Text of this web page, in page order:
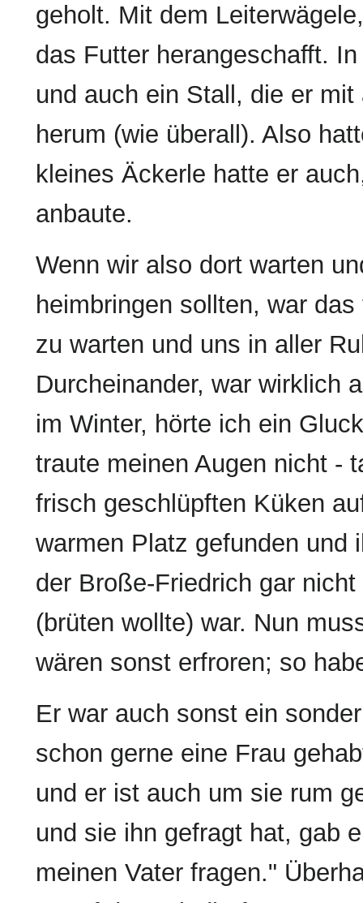
geholt. Mit dem
das Futter herangeschafft.
und auch ein Stall, die er
herum (wie überall). Also
kleines Äckerle hatte er
anbaute.
Wenn wir also dort warten
heimbringen sollten, war
zu warten und uns in aller
Durcheinander, war wirklich
im Winter, hörte ich ein
traute meinen Augen nicht -
frisch geschlüpften Küken
warmen Platz gefunden und
der Broße-Friedrich gar
(brüten wollte) war. Nun
wären sonst erfroren; so
Er war auch sonst ein
schon gerne eine Frau
und er ist auch um sie rum
und sie ihn gefragt hat, gab
meinen Vater fragen."